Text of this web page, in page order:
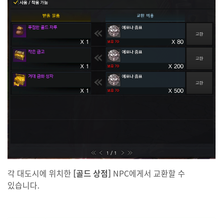
각 대도시에 위치한 [골드 상점] NPC에게서 교환할 수
있습니다.